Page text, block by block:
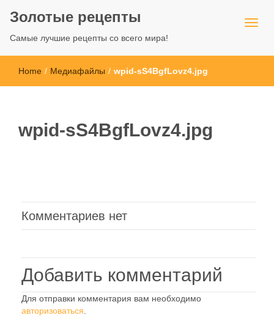
Золотые рецепты
Самые лучшие рецепты со всего мира!
Home / Медиафайлы / wpid-sS4BgfLovz4.jpg
wpid-sS4BgfLovz4.jpg
Комментариев нет
Добавить комментарий
Для отправки комментария вам необходимо
авторизоваться